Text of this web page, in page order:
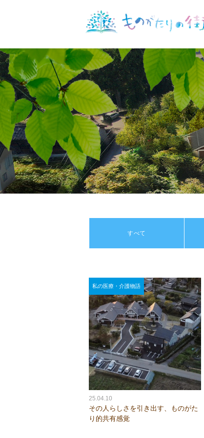
すべて
私の医療・介護物語
25.04.10
その人らしさを引き出す、ものがた
り的共有感覚